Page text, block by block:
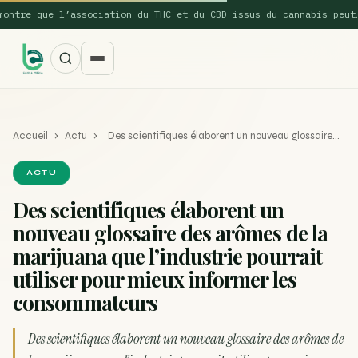
que l’association du THC et du CBD issus du cannabis peut…
SUGGESTIONS POPULAIRES
Une nouvelle étude montre que la vaporisation du
cannabis réduit de 99…
La recette du Space Cake
Recette : Préparation du beurre de Marrakech
Accueil › Actu › Des scientifiques élaborent un nouveau glossaire…
ACTU
Des scientifiques élaborent un
nouveau glossaire des arômes de la
marijuana que l’industrie pourrait
utiliser pour mieux informer les
consommateurs
Des scientifiques élaborent un nouveau glossaire des arômes de